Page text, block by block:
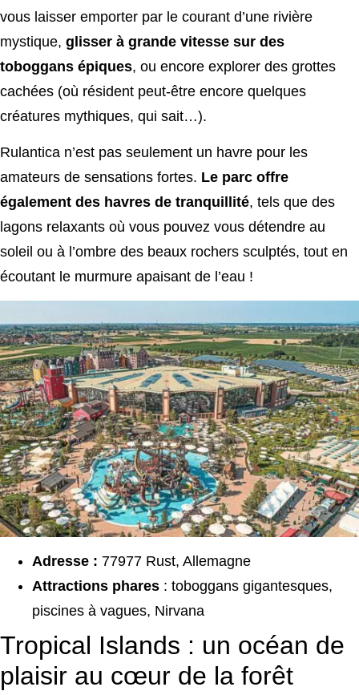
vous laisser emporter par le courant d’une rivière
mystique, glisser à grande vitesse sur des
toboggans épiques, ou encore explorer des grottes
cachées (où résident peut-être encore quelques
créatures mythiques, qui sait…).
Rulantica n’est pas seulement un havre pour les
amateurs de sensations fortes. Le parc offre
également des havres de tranquillité, tels que des
lagons relaxants où vous pouvez vous détendre au
soleil ou à l’ombre des beaux rochers sculptés, tout en
écoutant le murmure apaisant de l’eau !
Adresse : 77977 Rust, Allemagne
Attractions phares : toboggans gigantesques,
piscines à vagues, Nirvana
Tropical Islands : un océan de
plaisir au cœur de la forêt